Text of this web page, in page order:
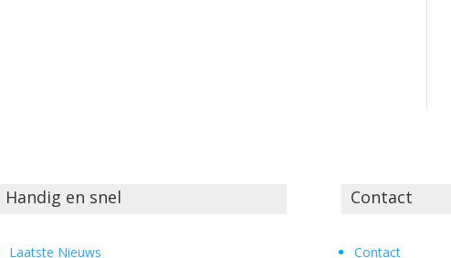
Handig en snel
Laatste Nieuws
Contact
Contact